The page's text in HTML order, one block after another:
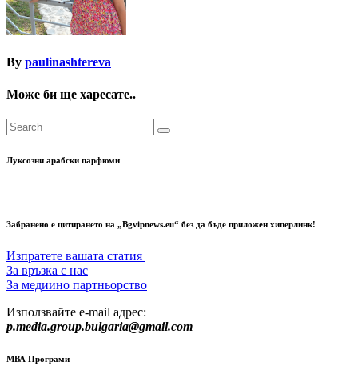
By paulinashtereva
Може би ще харесате..
Луксозни арабски парфюми
Забранено е цитирането на „Bgvipnews.eu“ без да бъде приложен хиперлинк!
Изпратете вашата статия
За връзка с нас
За медиино партньорство
Използвайте e-mail адрес:
p.media.group.bulgaria@gmail.com
МВА Програми